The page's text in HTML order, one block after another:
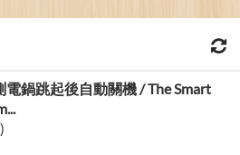
電鍋跳起後自動關機 / The Smart